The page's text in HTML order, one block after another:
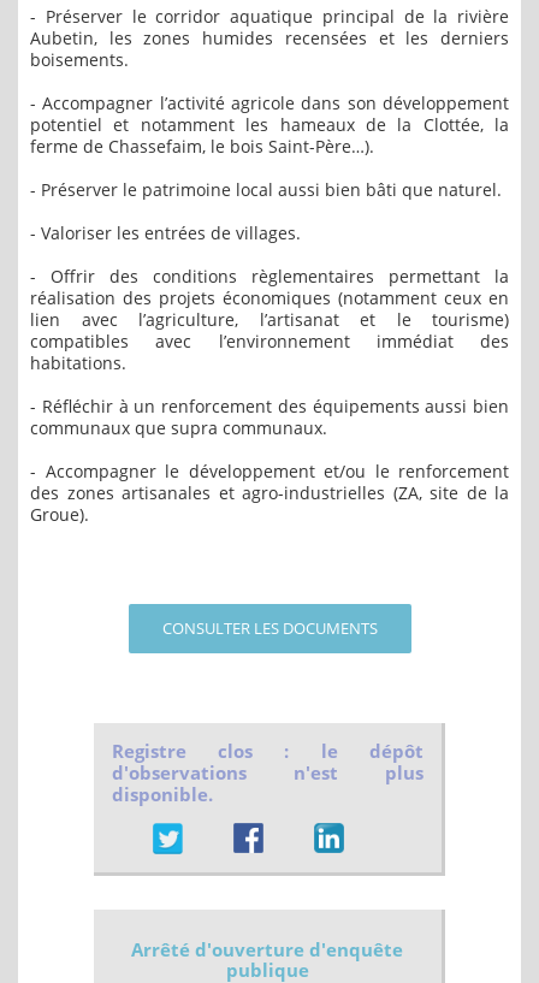
- Préserver le corridor aquatique principal de la rivière
Aubetin, les zones humides recensées et les derniers
boisements.
- Accompagner l’activité agricole dans son développement
potentiel et notamment les hameaux de la Clottée, la
ferme de Chassefaim, le bois Saint-Père…).
- Préserver le patrimoine local aussi bien bâti que naturel.
- Valoriser les entrées de villages.
- Offrir des conditions règlementaires permettant la
réalisation des projets économiques (notamment ceux en
lien avec l’agriculture, l’artisanat et le tourisme)
compatibles avec l’environnement immédiat des
habitations.
- Réfléchir à un renforcement des équipements aussi bien
communaux que supra communaux.
- Accompagner le développement et/ou le renforcement
des zones artisanales et agro-industrielles (ZA, site de la
Groue).
CONSULTER LES DOCUMENTS
Registre clos : le dépôt
d'observations n'est plus
disponible.
Arrêté d'ouverture d'enquête
publique